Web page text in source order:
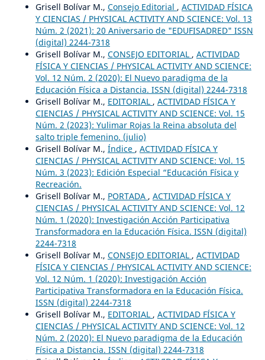
Grisell Bolívar M., Consejo Editorial , ACTIVIDAD FÍSICA
Y CIENCIAS / PHYSICAL ACTIVITY AND SCIENCE: Vol. 13
Núm. 2 (2021): 20 Aniversario de "EDUFISADRED" ISSN
(digital) 2244-7318
Grisell Bolívar M., CONSEJO EDITORIAL , ACTIVIDAD
FÍSICA Y CIENCIAS / PHYSICAL ACTIVITY AND SCIENCE:
Vol. 12 Núm. 2 (2020): El Nuevo paradigma de la
Educación Física a Distancia. ISSN (digital) 2244-7318
Grisell Bolívar M., EDITORIAL , ACTIVIDAD FÍSICA Y
CIENCIAS / PHYSICAL ACTIVITY AND SCIENCE: Vol. 15
Núm. 2 (2023): Yulimar Rojas la Reina absoluta del
salto triple femenino. (julio)
Grisell Bolívar M., Índice , ACTIVIDAD FÍSICA Y
CIENCIAS / PHYSICAL ACTIVITY AND SCIENCE: Vol. 15
Núm. 3 (2023): Edición Especial “Educación Física y
Recreación.
Grisell Bolívar M., PORTADA , ACTIVIDAD FÍSICA Y
CIENCIAS / PHYSICAL ACTIVITY AND SCIENCE: Vol. 12
Núm. 1 (2020): Investigación Acción Participativa
Transformadora en la Educación Física. ISSN (digital)
2244-7318
Grisell Bolívar M., CONSEJO EDITORIAL , ACTIVIDAD
FÍSICA Y CIENCIAS / PHYSICAL ACTIVITY AND SCIENCE:
Vol. 12 Núm. 1 (2020): Investigación Acción
Participativa Transformadora en la Educación Física.
ISSN (digital) 2244-7318
Grisell Bolívar M., EDITORIAL , ACTIVIDAD FÍSICA Y
CIENCIAS / PHYSICAL ACTIVITY AND SCIENCE: Vol. 12
Núm. 2 (2020): El Nuevo paradigma de la Educación
Física a Distancia. ISSN (digital) 2244-7318